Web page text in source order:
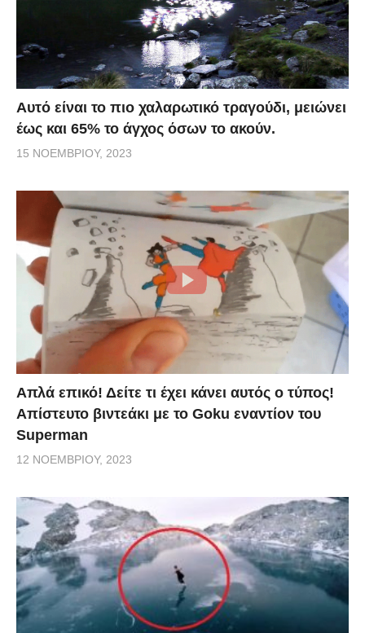
Αυτό είναι το πιο χαλαρωτικό τραγούδι, μειώνει
έως και 65% το άγχος όσων το ακούν.
15 ΝΟΕΜΒΡΊΟΥ, 2023
Απλά επικό! Δείτε τι έχει κάνει αυτός ο τύπος!
Απίστευτο βιντεάκι με το Goku εναντίον του
Superman
12 ΝΟΕΜΒΡΊΟΥ, 2023